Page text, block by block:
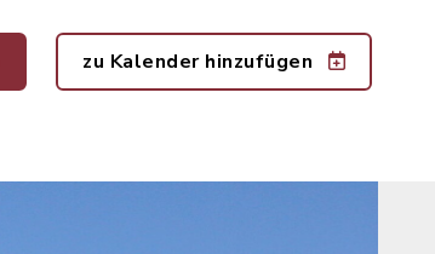
zu Kalender hinzufügen